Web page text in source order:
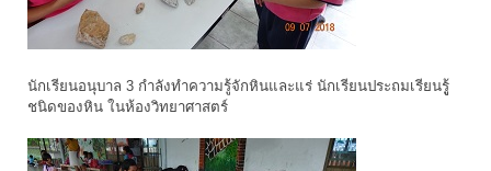
นักเรียนอนุบาล 3 กำลังทำความรู้จักหินและแร่ นักเรียนประถมเรียนรูู้
ชนิดของหิน ในห้องวิทยาศาสตร์